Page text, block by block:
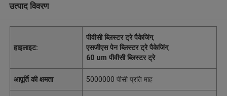
उत्पाद विवरण
हाइलाइट:
पीवीसी ब्लिस्टर ट्रे पैकेजिंग,
एसजीएस पेन ब्लिस्टर ट्रे पैकेजिंग,
60 um पीवीसी ब्लिस्टर ट्रे
आपूर्ति की क्षमता 5000000 पीसी प्रति माह